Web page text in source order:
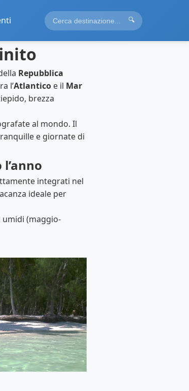
🔍
Repubblica
l’Atlantico e il Mar
brezza
al mondo. Il
e giornate di
integrati nel
ideale per
umidi (maggio-